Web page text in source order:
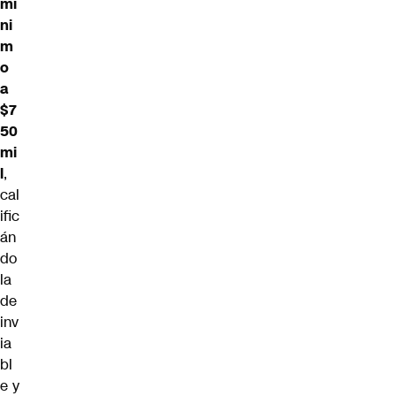
ni
m
o
a
$7
50
mi
l,
cal
ific
án
do
la
de
inv
ia
bl
e y